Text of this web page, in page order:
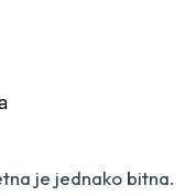
je jednako bitna.